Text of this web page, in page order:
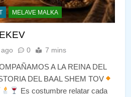
MELAVE MALKA
0 7 mins
A LA REINA DEL
DEL BAAL SHEM TOV
Es costumbre relatar cada